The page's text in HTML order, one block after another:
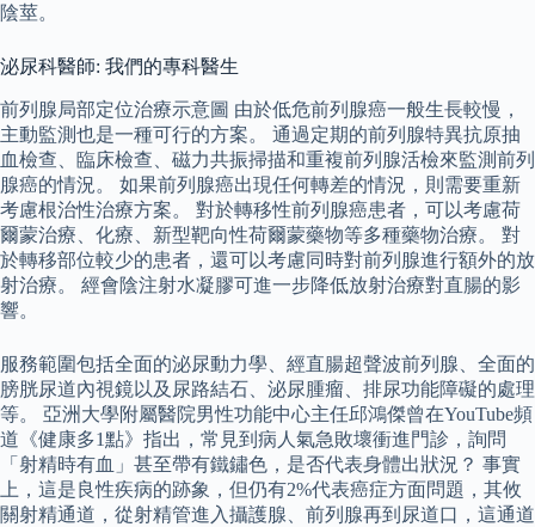
陰莖。
泌尿科醫師: 我們的專科醫生
前列腺局部定位治療示意圖 由於低危前列腺癌一般生長較慢，
主動監測也是一種可行的方案。 通過定期的前列腺特異抗原抽
血檢查、臨床檢查、磁力共振掃描和重複前列腺活檢來監測前列
腺癌的情況。 如果前列腺癌出現任何轉差的情況，則需要重新
考慮根治性治療方案。 對於轉移性前列腺癌患者，可以考慮荷
爾蒙治療、化療、新型靶向性荷爾蒙藥物等多種藥物治療。 對
於轉移部位較少的患者，還可以考慮同時對前列腺進行額外的放
射治療。 經會陰注射水凝膠可進一步降低放射治療對直腸的影
響。
服務範圍包括全面的泌尿動力學、經直腸超聲波前列腺、全面的
膀胱尿道內視鏡以及尿路結石、泌尿腫瘤、排尿功能障礙的處理
等。 亞洲大學附屬醫院男性功能中心主任邱鴻傑曾在YouTube頻
道《健康多1點》指出，常見到病人氣急敗壞衝進門診，詢問
「射精時有血」甚至帶有鐵鏽色，是否代表身體出狀況？ 事實
上，這是良性疾病的跡象，但仍有2%代表癌症方面問題，其攸
關射精通道，從射精管進入攝護腺、前列腺再到尿道口，這通道